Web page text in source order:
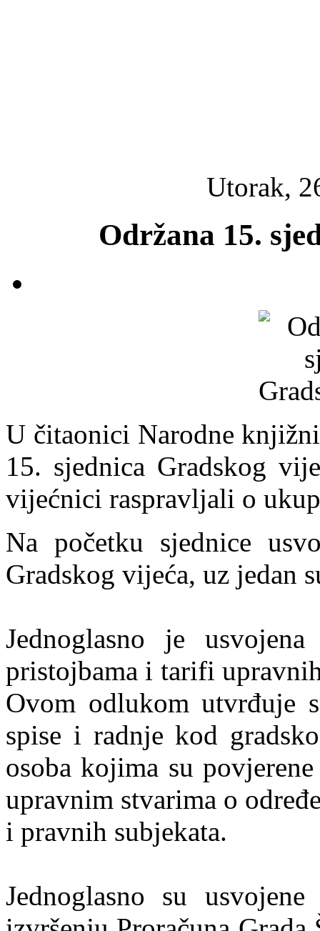
Utorak,
Održana 15.
U čitaonici Narodne
15. sjednica Gradskog
vijećnici raspravljali o
Na početku sjednice
Gradskog vijeća, uz jedan
Jednoglasno je
pristojbama i tarifi
Ovom odlukom utvrđuje
spise i radnje kod
osoba kojima su
upravnim stvarima o
i pravnih subjekata.
Jednoglasno su